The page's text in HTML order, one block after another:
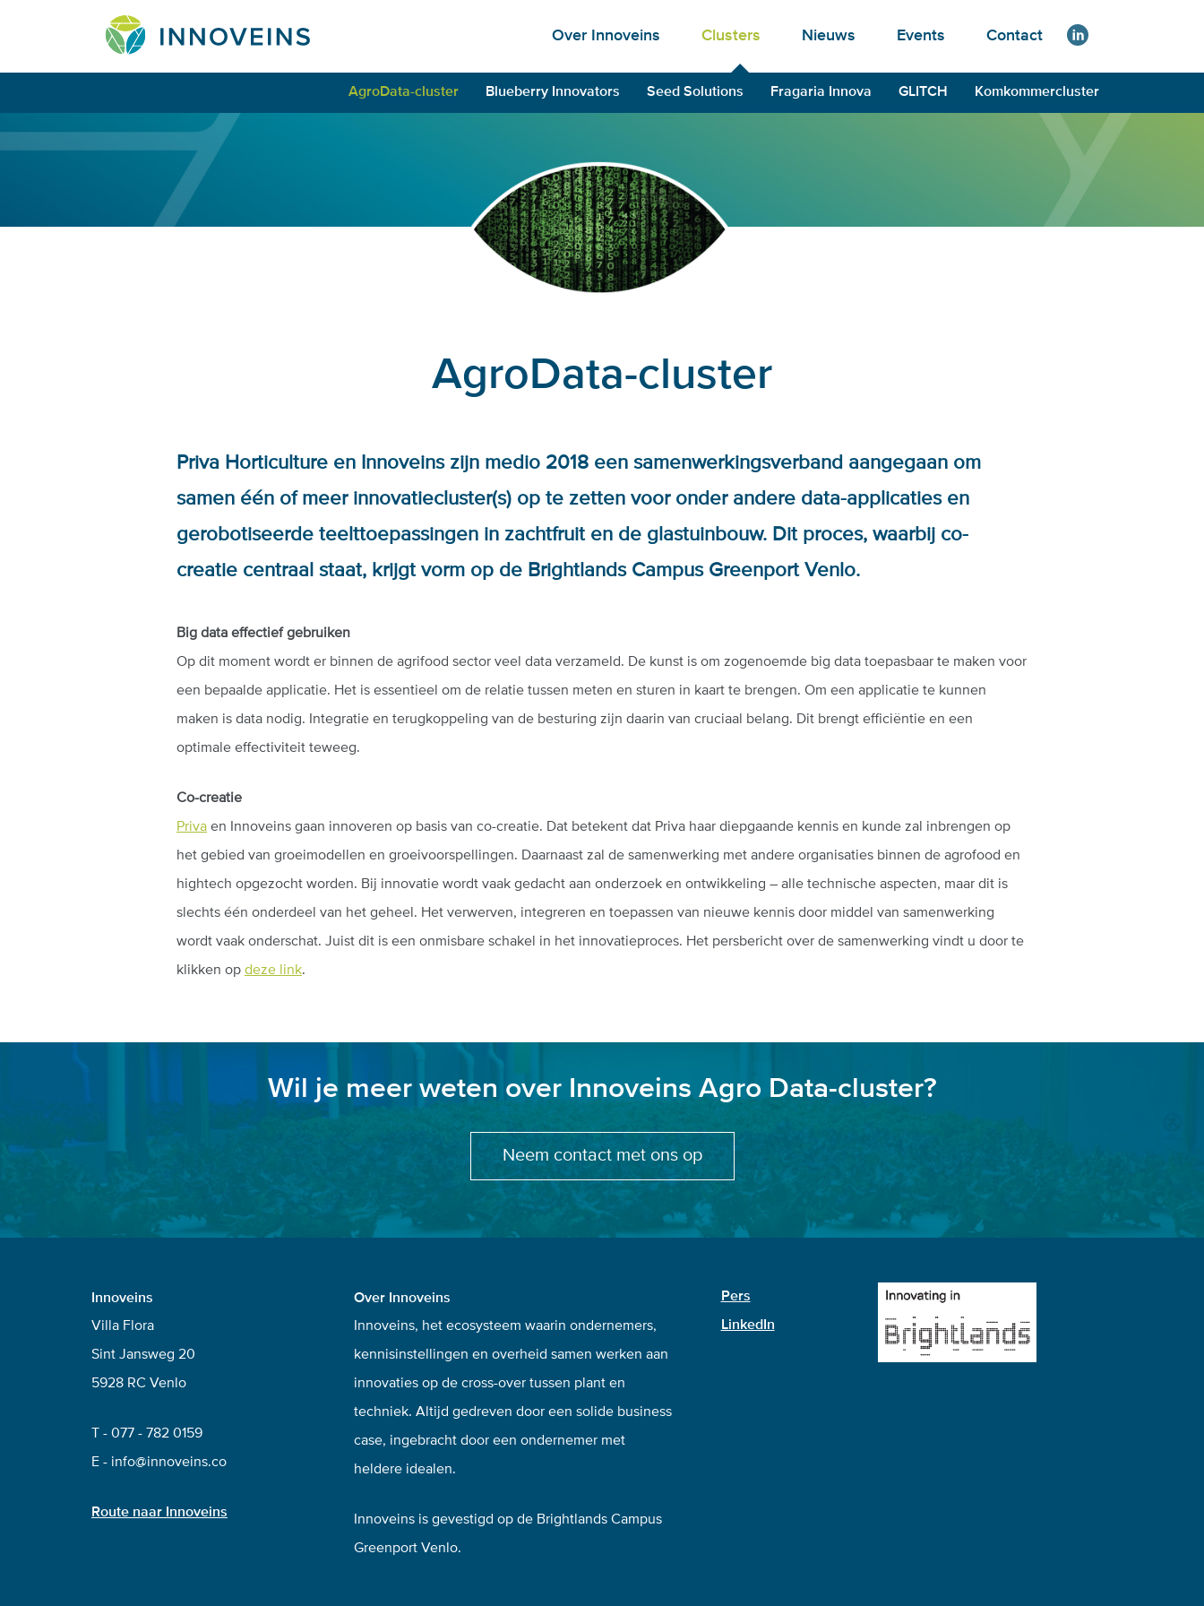
Over Innoveins Clusters
AgroData-cluster Blueberry Innovators Seed Solutions Fragaria Innova GLITCH Komkommercluster
Nieuws Events Contact
AgroData-cluster
Priva Horticulture en Innoveins zijn medio 2018 een samenwerkingsverband aangegaan om
samen één of meer innovatiecluster(s) op te zetten voor onder andere data-applicaties en
gerobotiseerde teelttoepassingen in zachtfruit en de glastuinbouw. Dit proces, waarbij co-
creatie centraal staat, krijgt vorm op de Brightlands Campus Greenport Venlo.
Big data effectief gebruiken
Op dit moment wordt er binnen de agrifood sector veel data verzameld. De kunst is om zogenoemde big data toepasbaar te maken voor
een bepaalde applicatie. Het is essentieel om de relatie tussen meten en sturen in kaart te brengen. Om een applicatie te kunnen
maken is data nodig. Integratie en terugkoppeling van de besturing zijn daarin van cruciaal belang. Dit brengt efficiëntie en een
optimale effectiviteit teweeg.
Co-creatie
Priva en Innoveins gaan innoveren op basis van co-creatie. Dat betekent dat Priva haar diepgaande kennis en kunde zal inbrengen op
het gebied van groeimodellen en groeivoorspellingen. Daarnaast zal de samenwerking met andere organisaties binnen de agrofood en
hightech opgezocht worden. Bij innovatie wordt vaak gedacht aan onderzoek en ontwikkeling – alle technische aspecten, maar dit is
slechts één onderdeel van het geheel. Het verwerven, integreren en toepassen van nieuwe kennis door middel van samenwerking
wordt vaak onderschat. Juist dit is een onmisbare schakel in het innovatieproces. Het persbericht over de samenwerking vindt u door te
klikken op deze link.
Wil je meer weten over Innoveins Agro Data-cluster?
Neem contact met ons op
Innoveins
Villa Flora
Sint Jansweg 20
5928 RC Venlo
T - 077 - 782 0159
E - info@innoveins.co
Route naar Innoveins
Over Innoveins
Innoveins, het ecosysteem waarin ondernemers,
kennisinstellingen en overheid samen werken aan
innovaties op de cross-over tussen plant en
techniek. Altijd gedreven door een solide business
case, ingebracht door een ondernemer met
heldere idealen.
Innoveins is gevestigd op de Brightlands Campus
Greenport Venlo.
Pers
LinkedIn